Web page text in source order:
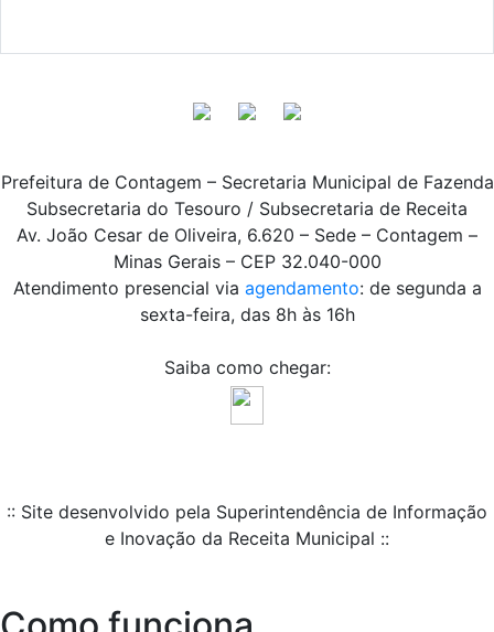
Prefeitura de Contagem – Secretaria Municipal de Fazenda
Subsecretaria do Tesouro / Subsecretaria de Receita
Av. João Cesar de Oliveira, 6.620 – Sede – Contagem –
Minas Gerais – CEP 32.040-000
Atendimento presencial via agendamento: de segunda a
sexta-feira, das 8h às 16h
Saiba como chegar:
:: Site desenvolvido pela Superintendência de Informação
e Inovação da Receita Municipal ::